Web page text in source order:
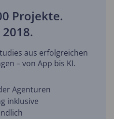
Projekte.
aus erfolgreichen
– von App bis KI.
Agenturen
inklusive